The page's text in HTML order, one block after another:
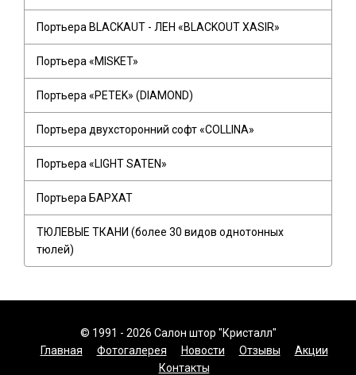
Портьера BLACKAUT - ЛЕН «BLACKOUT XASIR»
Портьера «MISKET»
Портьера «PETEK» (DIAMOND)
Портьера двухсторонний софт «COLLINA»
Портьера «LIGHT SATEN»
Портьера БАРХАТ
ТЮЛЕВЫЕ ТКАНИ (более 30 видов однотонных
тюлей)
© 1991 - 2026 Салон штор "Кристалл"
Главная
Фотогалерея Новости Отзывы
Акции
Контакты